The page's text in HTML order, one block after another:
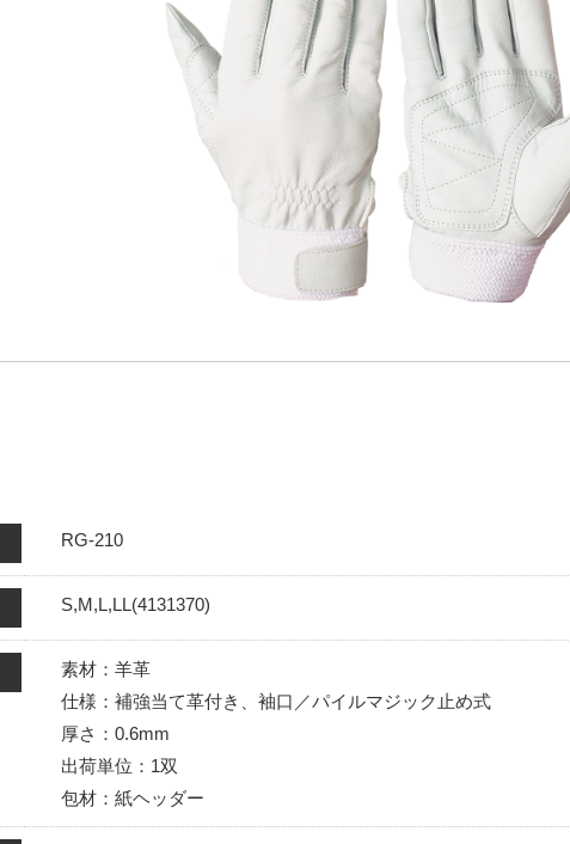
RG-210
S,M,L,LL(4131370)
素材：羊革
仕様：補強当て革付き、袖口／パイルマジック止め式
厚さ：0.6mm
出荷単位：1双
包材：紙ヘッダー